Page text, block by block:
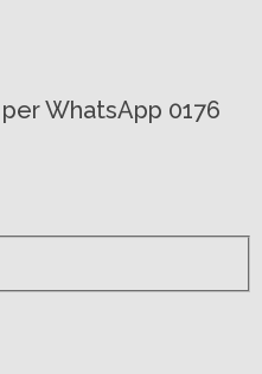
WhatsApp 0176